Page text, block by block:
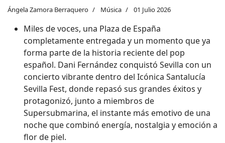
Ángela Zamora Berraquero Música 01 Julio 2026
Miles de voces, una Plaza de España
completamente entregada y un momento que ya
forma parte de la historia reciente del pop
español. Dani Fernández conquistó Sevilla con un
concierto vibrante dentro del Icónica Santalucía
Sevilla Fest, donde repasó sus grandes éxitos y
protagonizó, junto a miembros de
Supersubmarina, el instante más emotivo de una
noche que combinó energía, nostalgia y emoción a
flor de piel.